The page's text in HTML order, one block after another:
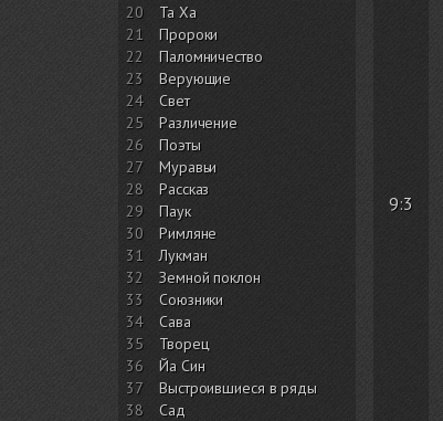
20
Та Ха
21
Пророки
22
Паломничество
23
Верующие
24
Свет
25
Различение
26
Поэты
27
Муравьи
28
Рассказ
29
Паук
30
Римляне
31
Лукман
32
Земной поклон
33
Союзники
34
Сава
35
Творец
36
Йа Син
37
Выстроившиеся в ряды
38
Сад
9:3